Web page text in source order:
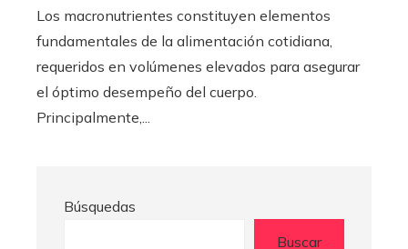
Los macronutrientes constituyen elementos
fundamentales de la alimentación cotidiana,
requeridos en volúmenes elevados para asegurar
el óptimo desempeño del cuerpo.
Principalmente,...
Búsquedas
Buscar